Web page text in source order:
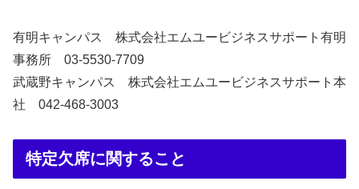
有明キャンパス 株式会社エムユービジネスサポート有明
事務所 03‐5530‐7709
武蔵野キャンパス 株式会社エムユービジネスサポート本
社 042‐468‐3003
特定欠席に関すること